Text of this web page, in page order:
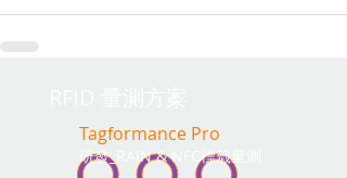
Tagformance Pro
研發_RAIN & NFC標籤量測